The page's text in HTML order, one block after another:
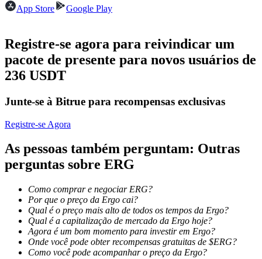
Torne-se um Trader de Cópias
Desfrute da partilha de lucros e comissões de copy trading
Informação
Análise de big data, incluindo informações comerciais, etc.
App Store
Google Play
Registre-se agora para reivindicar um
pacote de presente para novos usuários de
236 USDT
Junte-se à Bitrue para recompensas exclusivas
Registre-se Agora
As pessoas também perguntam: Outras
perguntas sobre ERG
Como comprar e negociar ERG?
Por que o preço da Ergo cai?
Qual é o preço mais alto de todos os tempos da Ergo?
Qual é a capitalização de mercado da Ergo hoje?
Agora é um bom momento para investir em Ergo?
Onde você pode obter recompensas gratuitas de $ERG?
Como você pode acompanhar o preço da Ergo?